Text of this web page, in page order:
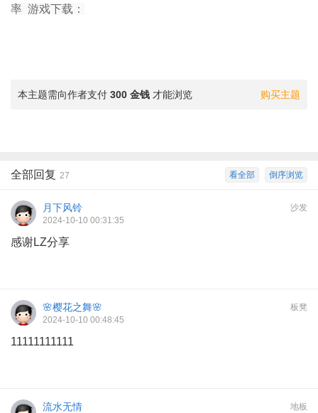
率 游戏下载：
购买主题
本主题需向作者支付 300 金钱 才能浏览
倒序浏览
看全部
全部回复 27
沙发
月下风铃
2024-10-10 00:31:35
感谢LZ分享
板凳
🌸樱花之舞🌸
2024-10-10 00:48:45
11111111111
地板
流水无情